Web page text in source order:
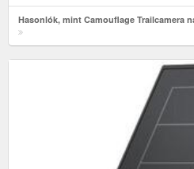
Hasonlók, mint Camouflage Trailcamera